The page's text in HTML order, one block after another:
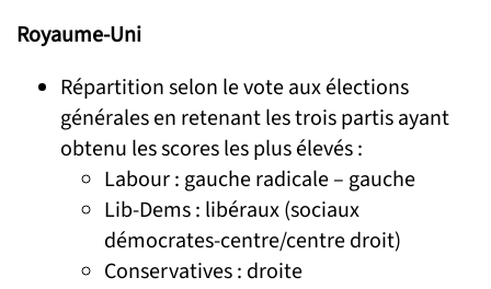
Royaume-Uni
Répartition selon le vote aux élections
générales en retenant les trois partis ayant
obtenu les scores les plus élevés :
Labour : gauche radicale – gauche
Lib-Dems : libéraux (sociaux
démocrates-centre/centre droit)
Conservatives : droite